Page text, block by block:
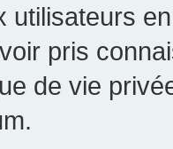
utilisateurs
pris
de vie